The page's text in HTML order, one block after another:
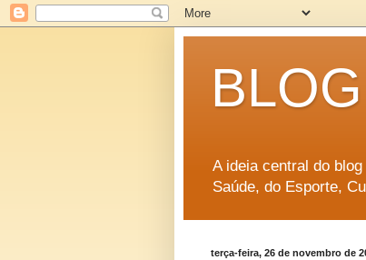
A ideia central do
Saúde, do Esporte,
terça-feira, 26 de novembro de